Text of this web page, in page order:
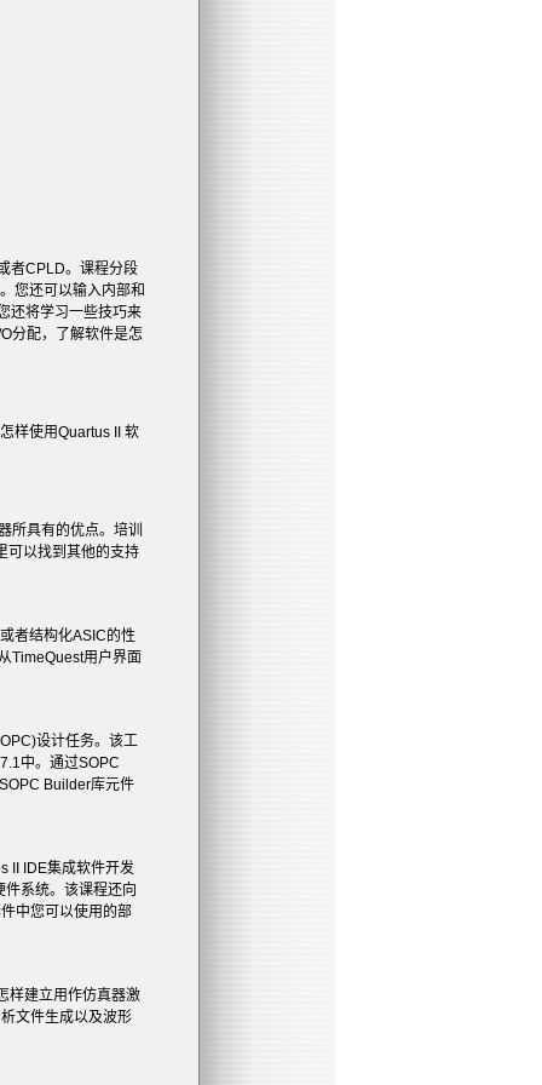
者CPLD。课程分段
您还可以输入内部和
还将学习一些技巧来
分配，了解软件是怎
样使用Quartus II 软
所具有的优点。培训
可以找到其他的支持
或者结构化ASIC的性
TimeQuest用户界面
设计任务。该工
7.1中。通过SOPC
SOPC Builder库元件
II IDE集成软件开发
件系统。该课程还向
中您可以使用的部
样建立用作仿真器激
文件生成以及波形